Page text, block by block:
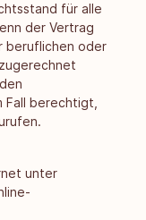
für alle
der Vertrag
beruflichen oder
Fall berechtigt,
unter